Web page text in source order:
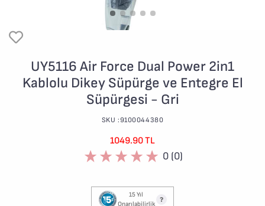
UY5116 Air Force Dual Power 2in1
Kablolu Dikey Süpürge ve Entegre El
Süpürgesi - Gri
SKU :9100044380
1049.90 TL
0 (0)
15 Yıl
Onarılabilirlik